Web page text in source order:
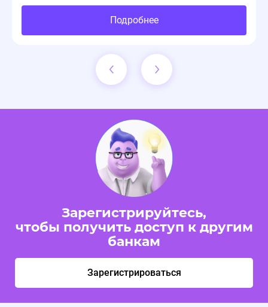
Подробнее
Зарегистрируйтесь,
чтобы получить доступ к другим
банкам
Зарегистрироваться